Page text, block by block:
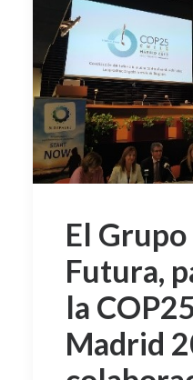
El
Futura,
la
Madrid